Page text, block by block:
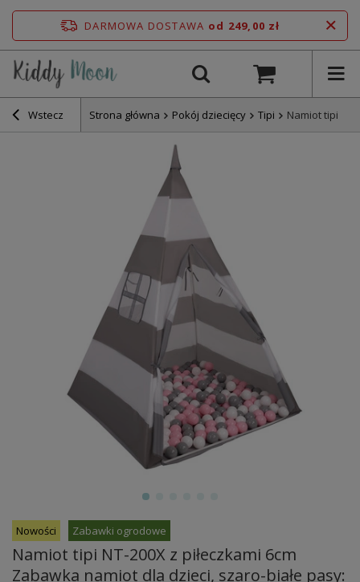
DARMOWA DOSTAWA od 249,00 zł
Wstecz Strona główna Pokój dziecięcy Tipi Namiot tipi
Nowości Zabawki ogrodowe
Namiot tipi NT-200X z piłeczkami 6cm
Zabawka namiot dla dzieci, szaro-białe pasy: